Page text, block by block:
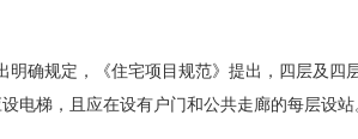
确规定，《住宅项目规范》提出，四层及四
电梯，且应在设有户门和公共走廊的每层设站